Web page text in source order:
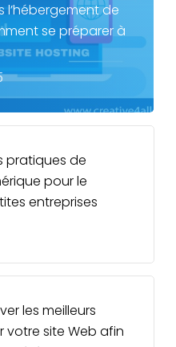
l’hébergement de
se préparer à
pratiques de
pour le
entreprises
les meilleurs
site Web afin